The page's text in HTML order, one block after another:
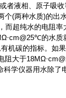
者液相、原子吸
(两种水质)的出
而超纯水的电阻
的水质
机碳的指标。如
大于
学仪器用水除